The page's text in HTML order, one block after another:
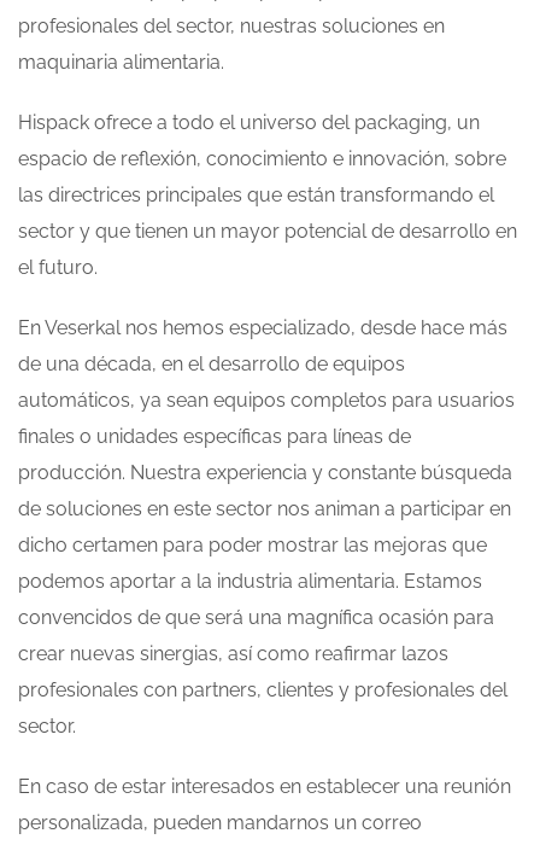
profesionales del sector, nuestras soluciones en
maquinaria alimentaria.
Hispack ofrece a todo el universo del packaging, un
espacio de reflexión, conocimiento e innovación, sobre
las directrices principales que están transformando el
sector y que tienen un mayor potencial de desarrollo en
el futuro.
En Veserkal nos hemos especializado, desde hace más
de una década, en el desarrollo de equipos
automáticos, ya sean equipos completos para usuarios
finales o unidades específicas para líneas de
producción. Nuestra experiencia y constante búsqueda
de soluciones en este sector nos animan a participar en
dicho certamen para poder mostrar las mejoras que
podemos aportar a la industria alimentaria. Estamos
convencidos de que será una magnífica ocasión para
crear nuevas sinergias, así como reafirmar lazos
profesionales con partners, clientes y profesionales del
sector.
En caso de estar interesados en establecer una reunión
personalizada, pueden mandarnos un correo